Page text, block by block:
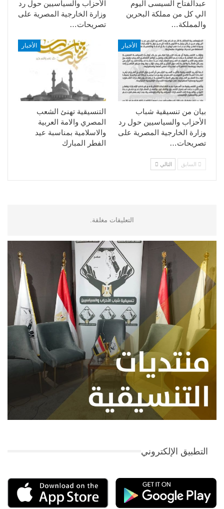
الأحزاب والسياسيين حول رد
وزارة الخارجية المصرية على
تصريحات…
عبدالفتاح السيسى اليوم
الي كل من مملكة البحرين
والمملكة…
الأخبار
التنسيقية تهنئ الشعب
المصري والامة العربية
والاسلامية بمناسبة عيد
الفطر المبارك
الأخبار
بيان من تنسيقية شباب
الأحزاب والسياسيين حول رد
وزارة الخارجية المصرية على
تصريحات…
السابق التالي
التعليقات مغلقة.
التطبيق الإلكتروني